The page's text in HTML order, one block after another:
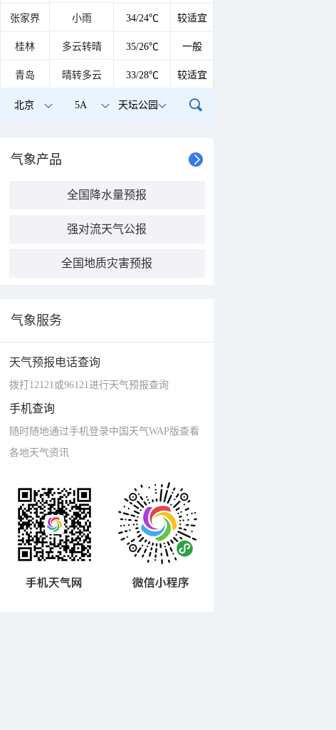
张家界 小雨 34/24℃ 较适宜
桂林 多云转晴 35/26℃ 一般
青岛 晴转多云 33/28℃ 较适宜
北京 5A 天坛公园
气象产品
全国降水量预报
强对流天气公报
全国地质灾害预报
气象服务
天气预报电话查询
拨打12121或96121进行天气预报查询
手机查询
随时随地通过手机登录中国天气WAP版查看
各地天气资讯